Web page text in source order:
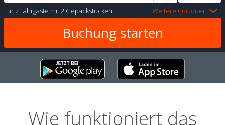
Für2 Fahrgäste mit2 Gepäckstücken Weitere Optionen
Wie funktioniert das